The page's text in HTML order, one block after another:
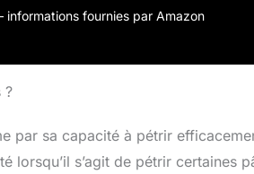
à partir d'acier inoxydable 304
sans faire de dégâts, vous
en 1】 Le batteur sur socle
avec une vitesse de 1 à 3 niveaux
vitesse moyenne, un fouet pour
informations fournies par Amazon
?
par sa capacité à pétrir
s’agit de pétrir certaines